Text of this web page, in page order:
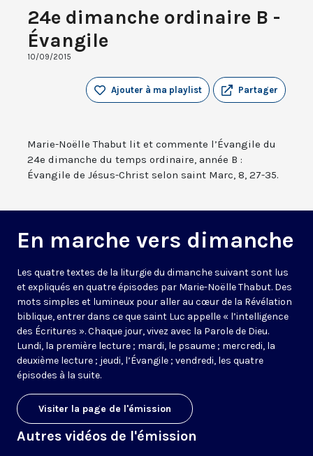
24e dimanche ordinaire B -
Évangile
10/09/2015
Partager
Ajouter à ma playlist
Marie-Noëlle Thabut lit et commente l’Évangile du
24e dimanche du temps ordinaire, année B :
Évangile de Jésus-Christ selon saint Marc, 8, 27-35.
En marche vers dimanche
Les quatre textes de la liturgie du dimanche suivant sont lus
et expliqués en quatre épisodes par Marie-Noëlle Thabut. Des
mots simples et lumineux pour aller au cœur de la Révélation
biblique, entrer dans ce que saint Luc appelle « l’intelligence
des Écritures ». Chaque jour, vivez avec la Parole de Dieu.
Lundi, la première lecture ; mardi, le psaume ; mercredi, la
deuxième lecture ; jeudi, l’Évangile ; vendredi, les quatre
épisodes à la suite.
Visiter la page de l'émission
Autres vidéos de l'émission